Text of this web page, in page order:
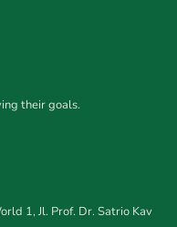
their goals.
1, Jl. Prof. Dr. Satrio Kav